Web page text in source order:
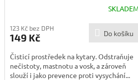
123 Kč bez DPH
149 Kč Do košíku
Čisticí prostředek na kytary. Odstraňuje
nečistoty, mastnotu a vosk, a zároveň
slouží i jako prevence proti vysychání...